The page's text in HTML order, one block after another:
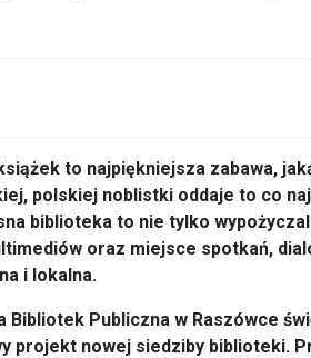
to najpiękniejsza zabawa,
polskiej noblistki oddaje to co
biblioteka to nie tylko
oraz miejsce spotkań,
i lokalna.
Bibliotek Publiczna w Raszówce
projekt nowej siedziby biblioteki.